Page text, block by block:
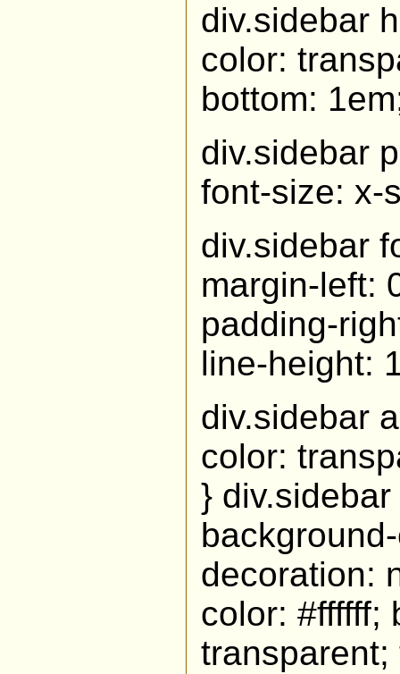
div.sidebar
color:
bottom:
div.sidebar
font-size: x-
div.sidebar
margin-left:
padding-
line-height:
div.sidebar
color:
}
decoration:
color: #ffffff;